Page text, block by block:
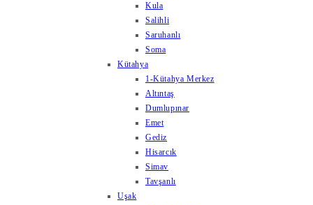
Kula
Salihli
Saruhanlı
Soma
Kütahya
1-Kütahya Merkez
Altıntaş
Dumlupınar
Emet
Gediz
Hisarcık
Simav
Tavşanlı
Uşak